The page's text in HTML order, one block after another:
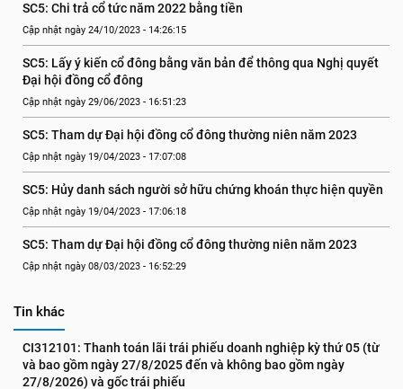
SC5: Chi trả cổ tức năm 2022 bằng tiền
Cập nhật ngày 24/10/2023 - 14:26:15
SC5: Lấy ý kiến cổ đông bằng văn bản để thông qua Nghị quyết
Đại hội đồng cổ đông
Cập nhật ngày 29/06/2023 - 16:51:23
SC5: Tham dự Đại hội đồng cổ đông thường niên năm 2023
Cập nhật ngày 19/04/2023 - 17:07:08
SC5: Hủy danh sách người sở hữu chứng khoán thực hiện quyền
Cập nhật ngày 19/04/2023 - 17:06:18
SC5: Tham dự Đại hội đồng cổ đông thường niên năm 2023
Cập nhật ngày 08/03/2023 - 16:52:29
Tin khác
CI312101: Thanh toán lãi trái phiếu doanh nghiệp kỳ thứ 05 (từ
và bao gồm ngày 27/8/2025 đến và không bao gồm ngày
27/8/2026) và gốc trái phiếu